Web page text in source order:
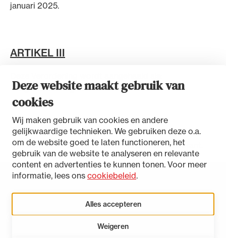
Deze website maakt gebruik van
cookies
Wij maken gebruik van cookies en andere
gelijkwaardige technieken. We gebruiken deze o.a.
om de website goed te laten functioneren, het
gebruik van de website te analyseren en relevante
content en advertenties te kunnen tonen. Voor meer
informatie, lees ons cookiebeleid.
Alles accepteren
Weigeren
januari 2025.
ARTIKEL III
Veegverordening 2024.
ARTIKEL IV
Dit besluit wordt gepubliceerd in de Staatscourant.
Privacystatement